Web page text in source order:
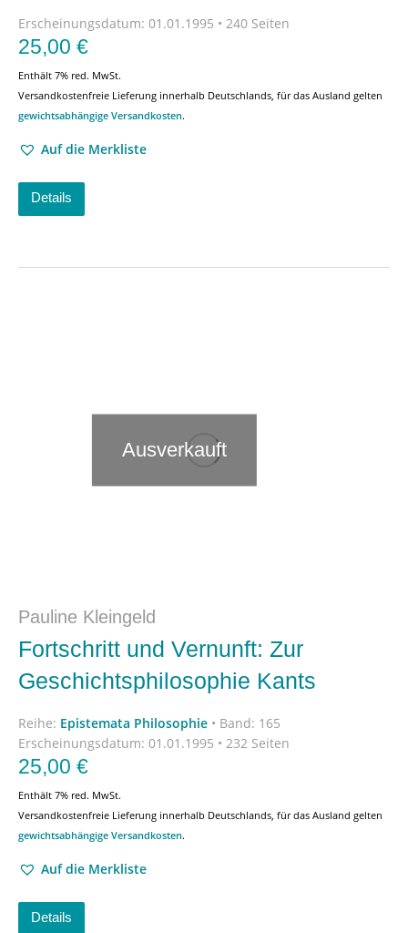
Erscheinungsdatum: 01.01.1995 • 240 Seiten
25,00 €
Enthält 7% red. MwSt.
Versandkostenfreie Lieferung innerhalb Deutschlands, für das Ausland gelten
gewichtsabhängige Versandkosten.
Auf die Merkliste
Details
Ausverkauft
Pauline Kleingeld
Fortschritt und Vernunft: Zur
Geschichtsphilosophie Kants
Reihe: Epistemata Philosophie • Band: 165
Erscheinungsdatum: 01.01.1995 • 232 Seiten
25,00 €
Enthält 7% red. MwSt.
Versandkostenfreie Lieferung innerhalb Deutschlands, für das Ausland gelten
gewichtsabhängige Versandkosten.
Auf die Merkliste
Details